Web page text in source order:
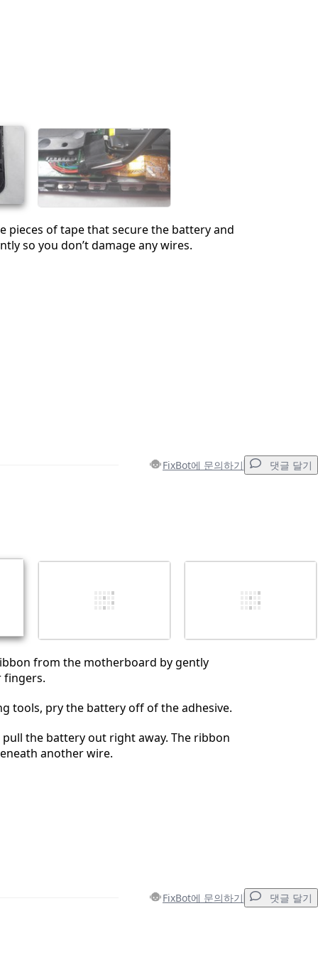
pieces of tape that secure the battery and
so you don’t damage any wires.
FixBot에 문의하기 댓글 달기
댓글 달기
from the motherboard by gently
fingers.
tools, pry the battery off of the adhesive.
the battery out right away. The ribbon
another wire.
FixBot에 문의하기 댓글 달기